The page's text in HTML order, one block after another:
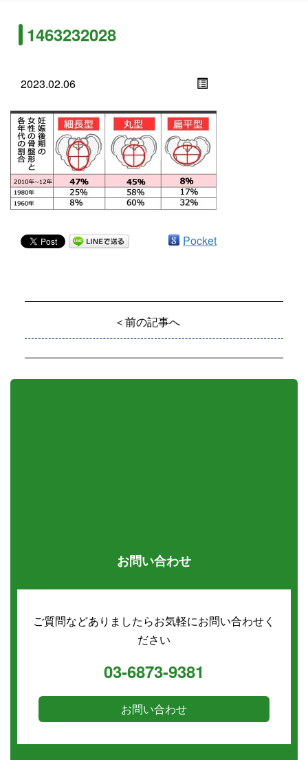
1463232028
2023.02.06
Pocket
＜前の記事へ
お問い合わせ
ご質問などありましたらお気軽にお問い合わせく
ださい
03-6873-9381
お問い合わせ